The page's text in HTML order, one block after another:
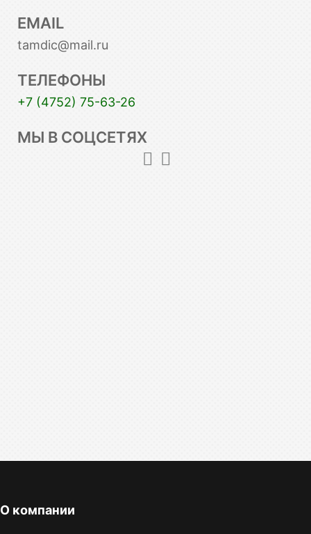
EMAIL
tamdic@mail.ru
ТЕЛЕФОНЫ
+7 (4752) 75-63-26
МЫ В СОЦСЕТЯХ
О компании